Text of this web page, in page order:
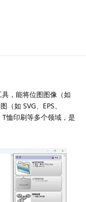
，能将位图图像（如
（如 SVG、EPS、
恤印刷等多个领域，是